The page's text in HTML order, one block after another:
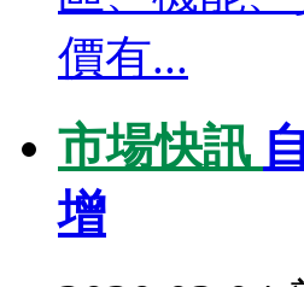
價有...
市場快訊
增